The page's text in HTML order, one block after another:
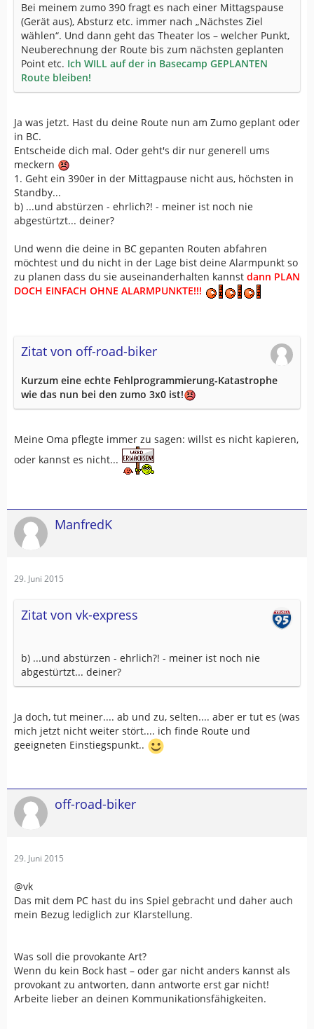
Bei meinem zumo 390 fragt es nach einer Mittagspause
(Gerät aus), Absturz etc. immer nach „Nächstes Ziel
wählen“. Und dann geht das Theater los – welcher Punkt,
Neuberechnung der Route bis zum nächsten geplanten
Point etc. Ich WILL auf der in Basecamp GEPLANTEN
Route bleiben!
Ja was jetzt. Hast du deine Route nun am Zumo geplant oder
in BC.
Entscheide dich mal. Oder geht's dir nur generell ums
meckern
1. Geht ein 390er in der Mittagpause nicht aus, höchsten in
Standby...
b) ...und abstürzen - ehrlich?! - meiner ist noch nie
abgestürtzt... deiner?
Und wenn die deine in BC gepanten Routen abfahren
möchtest und du nicht in der Lage bist deine Alarmpunkt so
zu planen dass du sie auseinanderhalten kannst dann PLAN
DOCH EINFACH OHNE ALARMPUNKTE!!!
Zitat von off-road-biker
Kurzum eine echte Fehlprogrammierung-Katastrophe
wie das nun bei den zumo 3x0 ist!
Meine Oma pflegte immer zu sagen: willst es nicht kapieren,
oder kannst es nicht...
ManfredK
29. Juni 2015
Zitat von vk-express
b) ...und abstürzen - ehrlich?! - meiner ist noch nie
abgestürtzt... deiner?
Ja doch, tut meiner.... ab und zu, selten.... aber er tut es (was
mich jetzt nicht weiter stört.... ich finde Route und
geeigneten Einstiegspunkt..
off-road-biker
29. Juni 2015
@vk
Das mit dem PC hast du ins Spiel gebracht und daher auch
mein Bezug lediglich zur Klarstellung.
Was soll die provokante Art?
Wenn du kein Bock hast – oder gar nicht anders kannst als
provokant zu antworten, dann antworte erst gar nicht!
Arbeite lieber an deinen Kommunikationsfähigkeiten.